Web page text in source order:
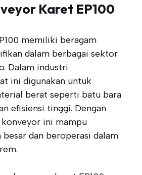
Karet EP100
memiliki beragam
dalam berbagai sektor
Dalam industri
ini digunakan untuk
berat seperti batu bara
efisiensi tinggi. Dengan
ini mampu
besar dan beroperasi dalam